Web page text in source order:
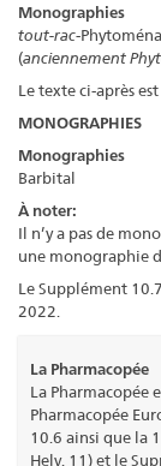
Monographies
tout-rac-
(anciennement
Le texte ci-après est
MONOGRAPHIES
Monographies
Barbital
À noter:
Il n’y a pas de
une monographie
Le Supplément
2022.
La Pharmacopée
La Pharmacopée
Pharmacopée
10.6 ainsi que la
Helv. 11) et le